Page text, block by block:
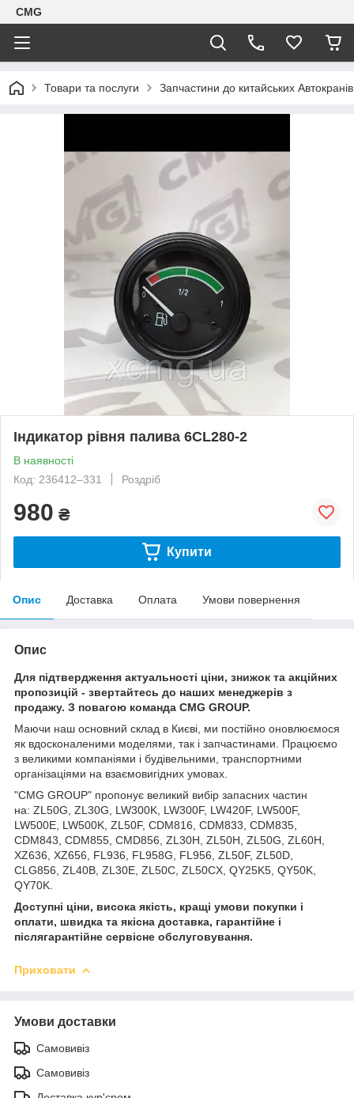
CMG
Товари та послуги Запчастини до китайських Автокранів
Індикатор рівня палива 6CL280-2
В наявності
Код: 236412–331
Роздріб
980 ₴
Купити
Опис Доставка Оплата Умови повернення
Опис
Для підтвердження актуальності ціни, знижок та акційних
пропозицій - звертайтесь до наших менеджерів з
продажу. З повагою команда CMG GROUP.
Маючи наш основний склад в Києві, ми постійно оновлюємося
як вдосконаленими моделями, так і запчастинами. Працюємо
з великими компаніями і будівельними, транспортними
організаціями на взаємовигідних умовах.
"CMG GROUP" пропонує великий вибір запасних частин
на: ZL50G, ZL30G, LW300K, LW300F, LW420F, LW500F,
LW500E, LW500K, ZL50F, CDM816, CDM833, CDM835,
CDM843, CDM855, CMD856, ZL30H, ZL50H, ZL50G, ZL60H,
XZ636, XZ656, FL936, FL958G, FL956, ZL50F, ZL50D,
CLG856, ZL40B, ZL30E, ZL50C, ZL50CX, QY25K5, QY50K,
QY70K.
Доступні ціни, висока якість, кращі умови покупки і
оплати, швидка та якісна доставка, гарантійне і
післягарантійне сервісне обслуговування.
Приховати
Умови доставки
Самовивіз
Самовивіз